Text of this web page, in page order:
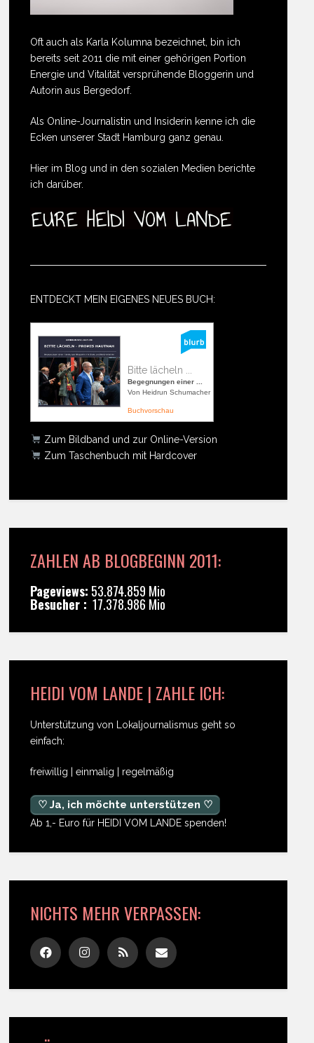
Oft auch als Karla Kolumna bezeichnet, bin ich
bereits seit 2011 die mit einer gehörigen Portion
Energie und Vitalität versprühende Bloggerin und
Autorin aus Bergedorf.
Als Online-Journalistin und Insiderin kenne ich die
Ecken unserer Stadt Hamburg ganz genau.
Hier im Blog und in den sozialen Medien berichte
ich darüber.
ENTDECKT MEIN EIGENES NEUES BUCH:
Bitte lächeln ...
Begegnungen einer ...
Von Heidrun Schumacher
Buchvorschau
Zum Bildband und zur Online-Version
Zum Taschenbuch mit Hardcover
ZAHLEN AB BLOGBEGINN 2011:
Pageviews: 53.874.859 Mio
Besucher : 17.378.986 Mio
HEIDI VOM LANDE | ZAHLE ICH:
Unterstützung von Lokaljournalismus geht so
einfach:
freiwillig | einmalig | regelmäßig
♡ Ja, ich möchte unterstützen ♡
Ab 1,- Euro für HEIDI VOM LANDE spenden!
NICHTS MEHR VERPASSEN: